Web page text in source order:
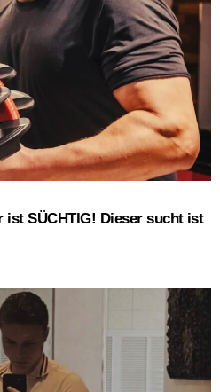
ist SÜCHTIG! Dieser sucht ist